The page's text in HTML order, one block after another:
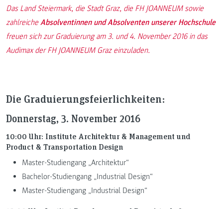
Das Land Steiermark, die Stadt Graz, die FH JOANNEUM sowie
zahlreiche Absolventinnen und Absolventen unserer Hochschule
freuen sich zur Graduierung am 3. und 4. November 2016 in das
Audimax der FH JOANNEUM Graz einzuladen.
Die Graduierungsfeierlichkeiten:
Donnerstag, 3. November 2016
10:00 Uhr: Institute Architektur & Management und
Product & Transportation Design
Master-Studiengang „Architektur“
Bachelor-Studiengang „Industrial Design“
Master-Studiengang „Industrial Design“